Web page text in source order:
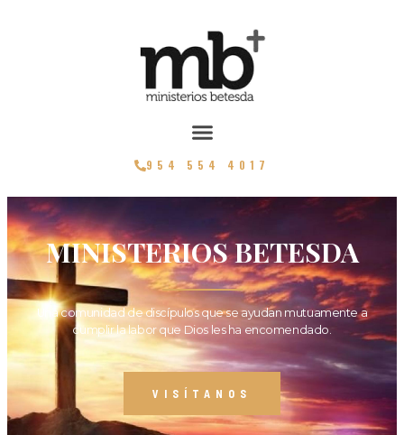
954 554 4017
MINISTERIOS BETESDA
Una comunidad de discípulos que se ayudan mutuamente a
cumplir la labor que Dios les ha encomendado.
VISÍTANOS